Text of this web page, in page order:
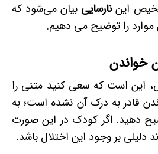
نارسایی بیان می‌شود که
موارد را توضیح می دهیم.
این است که سعی کنید متنی را
قادر به درک آن نشده است؛ به
دهید. اگر کودک در این صورت
دلیلی بر وجود این اختلال باشد.